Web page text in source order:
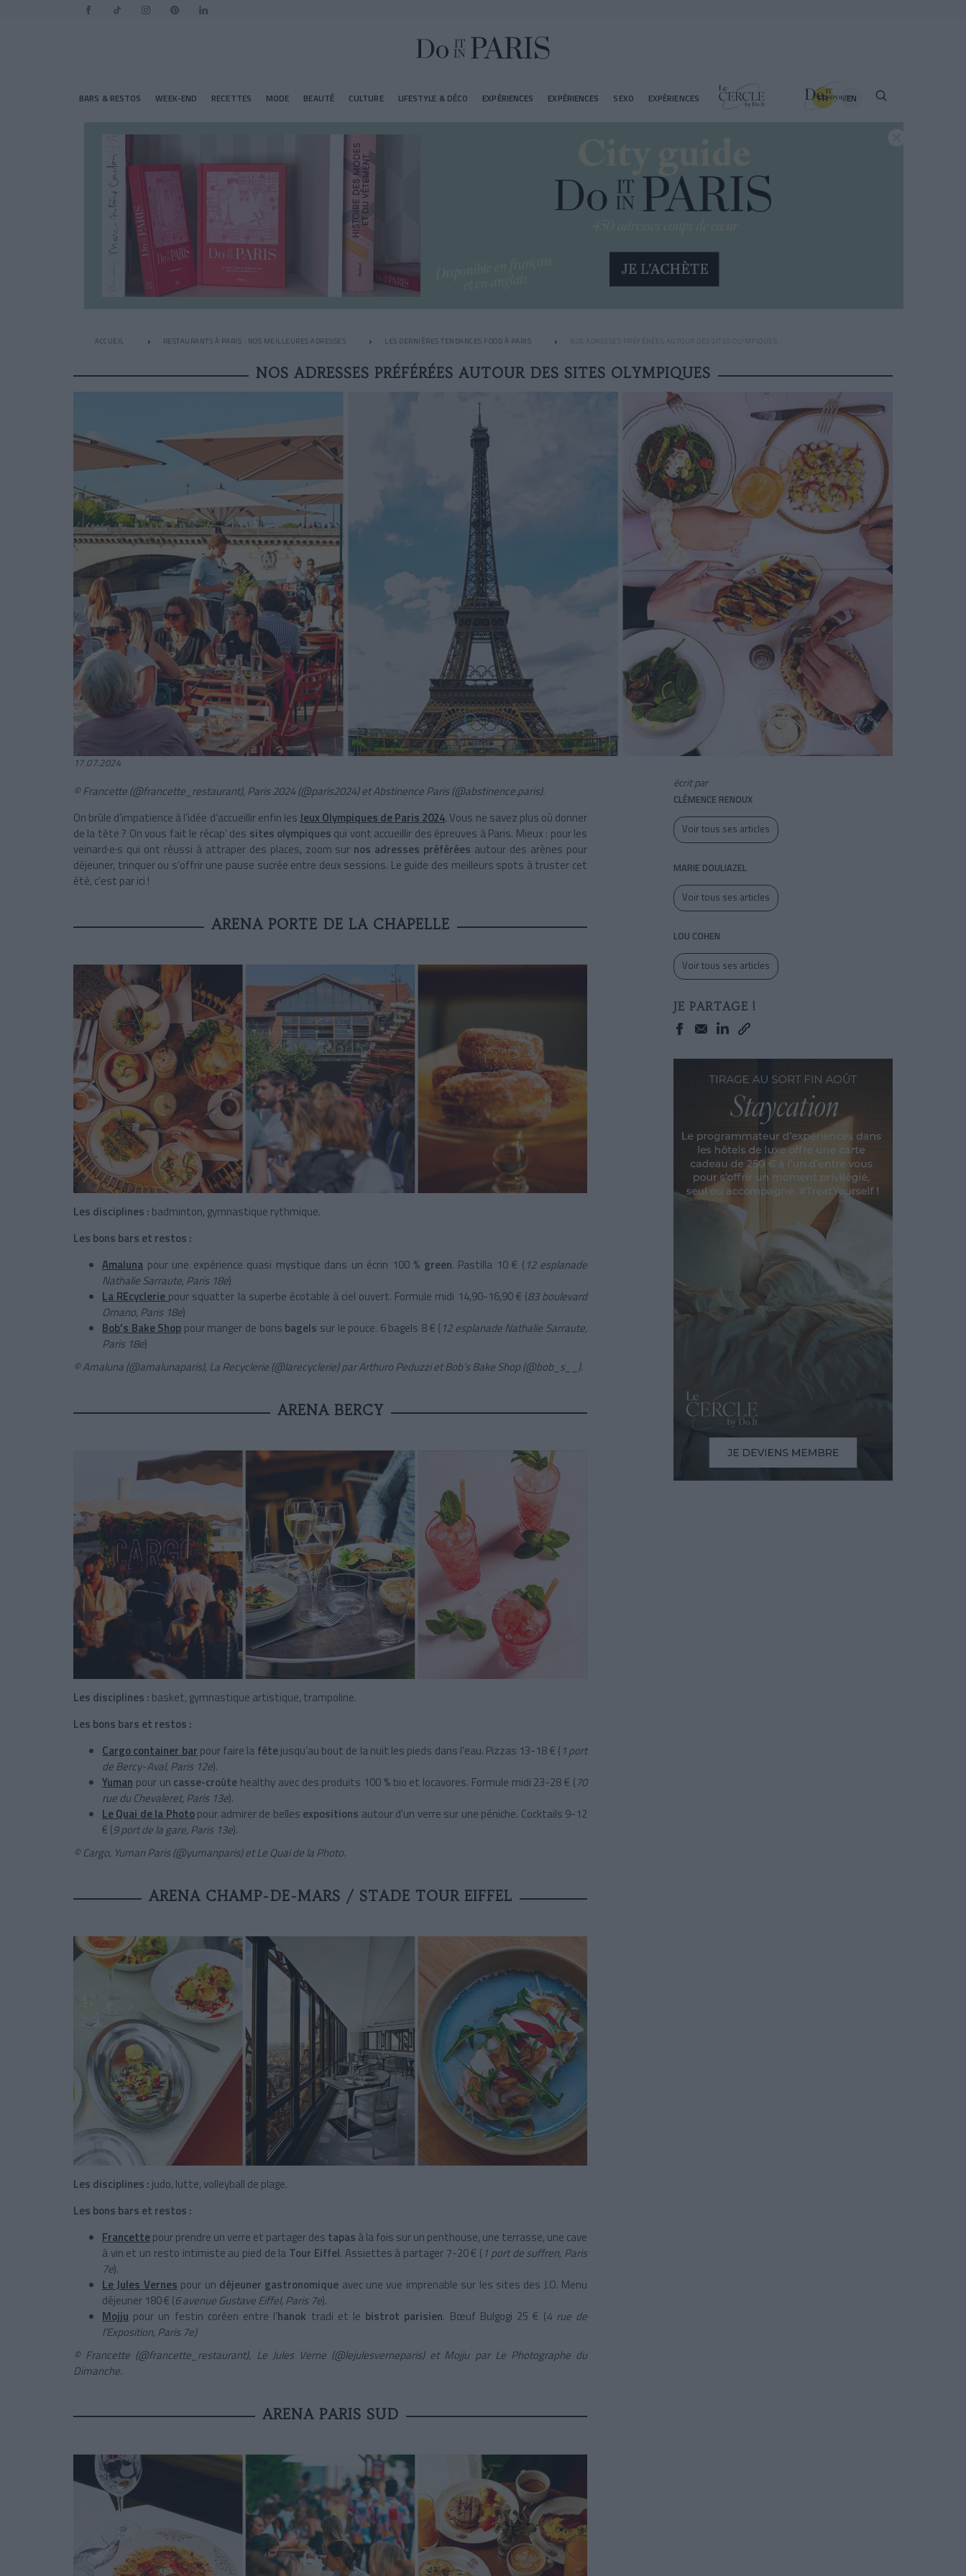
BARS & RESTOS WEEK-END RECETTES MODE BEAUTÉ CULTURE LIFESTYLE & DÉCO EXPÉRIENCES EXPÉRIENCES SEXO EXPÉRIENCES FR EN
ACCUEIL RESTAURANTS À PARIS : NOS MEILLEURES ADRESSES LES DERNIÈRES TENDANCES FOOD À PARIS NOS ADRESSES PRÉFÉRÉES AUTOUR DES SITES OLYMPIQUES
NOS ADRESSES PRÉFÉRÉES AUTOUR DES SITES OLYMPIQUES
17.07.2024
© Francette (@francette_restaurant), Paris 2024 (@paris2024) et Abstinence Paris (@abstinence.paris).
On brûle d’impatience à l’idée d’accueillir enfin lesJeux Olympiques de Paris 2024. Vous ne savez plus où donner
de la tête ? On vous fait le récap’ des sites olympiques qui vont accueillir des épreuves à Paris. Mieux : pour les
veinard·e·s qui ont réussi à attraper des places, zoom sur nos adresses préférées autour des arènes pour
déjeuner, trinquer ou s’offrir une pause sucrée entre deux sessions. Le guide des meilleurs spots à truster cet
été, c’est par ici !
ARENA PORTE DE LA CHAPELLE
Les disciplines : badminton, gymnastique rythmique.
Les bons bars et restos :
Amaluna pour une expérience quasi mystique dans un écrin 100 % green. Pastilla 10 € ( 12 esplanade
Nathalie Sarraute, Paris 18e)
La REcyclerie pour squatter la superbe écotable à ciel ouvert. Formule midi 14,90-16,90 € (83 boulevard
Ornano, Paris 18e)
Bob’s Bake Shop pour manger de bons bagels sur le pouce. 6 bagels 8 € ( 12 esplanade Nathalie Sarraute,
Paris 18e)
© Amaluna (@amalunaparis), La Recyclerie (@larecyclerie) par Arthuro Peduzzi et Bob’s Bake Shop (@bob_s__).
ARENA BERCY
Les disciplines : basket, gymnastique artistique, trampoline.
Les bons bars et restos :
Cargo container bar pour faire la fêtejusqu’au bout de la nuit les pieds dans l’eau. Pizzas 13-18 € ( 1 port
de Bercy-Aval, Paris 12e).
Yuman pour un casse-croûte healthy avec des produits 100 % bio et locavores. Formule midi 23-28 € (70
rue du Chevaleret, Paris 13e).
Le Quai de la Photopour admirer de belles expositions autour d’un verre sur une péniche. Cocktails 9-12
€ (9 port de la gare, Paris 13e).
© Cargo, Yuman Paris (@yumanparis) et Le Quai de la Photo.
ARENA CHAMP-DE-MARS / STADE TOUR EIFFEL
Les disciplines : judo, lutte, volleyball de plage.
Les bons bars et restos :
Francettepour prendre un verre et partager des tapas à la fois sur un penthouse, une terrasse, une cave
à vin et un resto intimiste au pied de la Tour Eiffel. Assiettes à partager 7-20 € ( 1 port de suffren, Paris
7e).
Le Jules Vernes pour un déjeuner gastronomique avec une vue imprenable sur les sites des J.O. Menu
déjeuner 180 € (6 avenue Gustave Eiffel, Paris 7e).
Mojju pour un festin coréen entre l’hanok tradi et le bistrot parisien. Bœuf Bulgogi 25 € (4 rue de
l’Exposition, Paris 7e)
© Francette (@francette_restaurant), Le Jules Verne (@lejulesverneparis) et Mojju par Le Photographe du
Dimanche.
ARENA PARIS SUD
écrit par
CLÉMENCE RENOUX
Voir tous ses articles
MARIE DOULIAZEL
Voir tous ses articles
LOU COHEN
Voir tous ses articles
JE PARTAGE !